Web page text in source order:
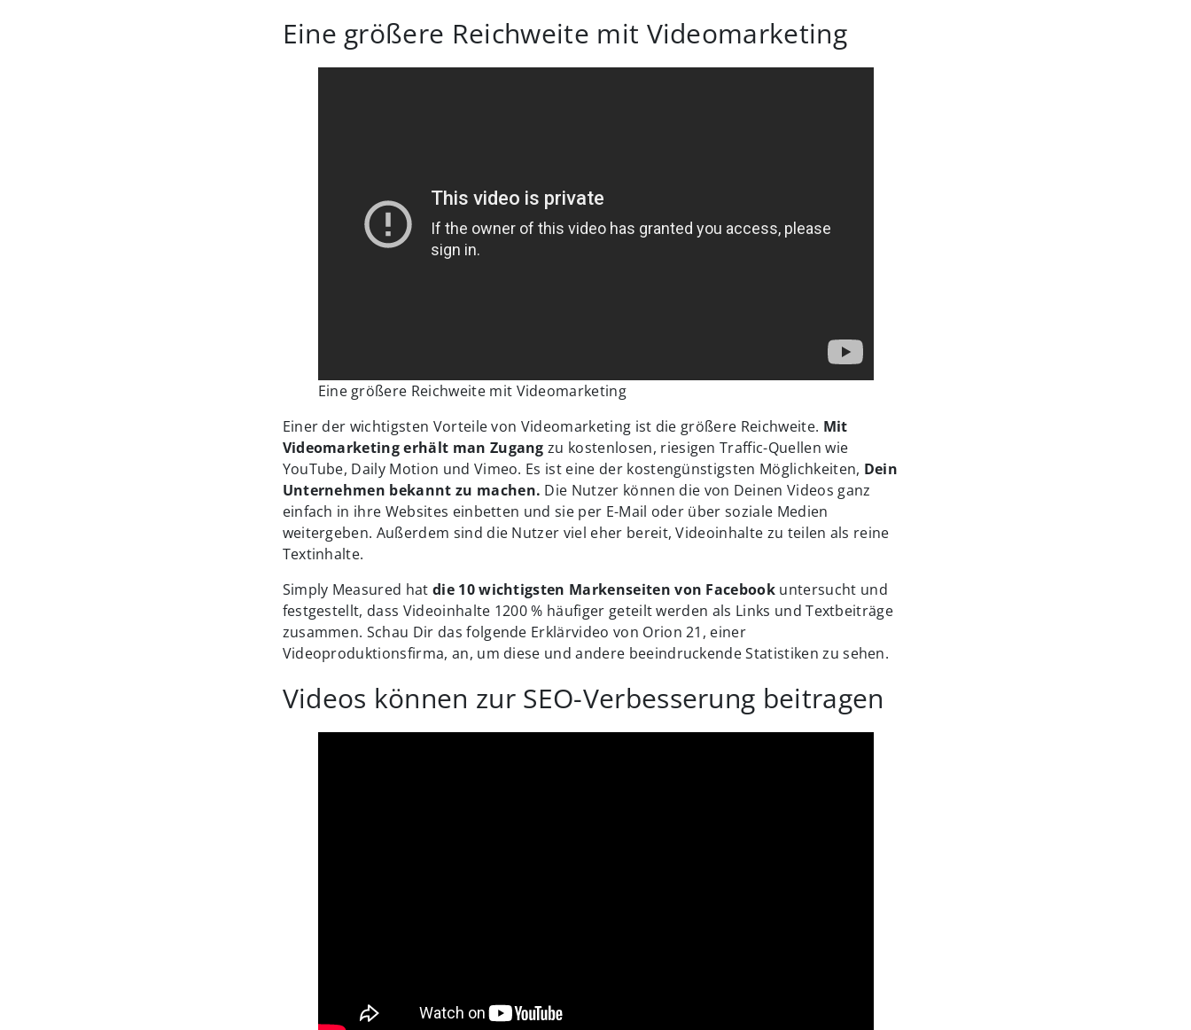
Eine größere Reichweite mit Videomarketing
Eine größere Reichweite mit Videomarketing
Einer der wichtigsten Vorteile von Videomarketing ist die größere Reichweite. Mit
Videomarketing erhält man Zugangzu kostenlosen, riesigen Traffic-Quellen wie
YouTube, Daily Motion und Vimeo. Es ist eine der kostengünstigsten Möglichkeiten, Dein
Unternehmen bekannt zu machen. Die Nutzer können die von Deinen Videos ganz
einfach in ihre Websites einbetten und sie per E-Mail oder über soziale Medien
weitergeben. Außerdem sind die Nutzer viel eher bereit, Videoinhalte zu teilen als reine
Textinhalte.
Simply Measured hat die 10 wichtigsten Markenseiten von Facebook untersucht und
festgestellt, dass Videoinhalte 1200 % häufiger geteilt werden als Links und Textbeiträge
zusammen. Schau Dir das folgende Erklärvideo von Orion 21, einer
Videoproduktionsfirma, an, um diese und andere beeindruckende Statistiken zu sehen.
Videos können zur SEO-Verbesserung beitragen